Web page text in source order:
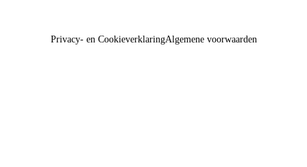
Privacy- en CookieverklaringAlgemene voorwaarden